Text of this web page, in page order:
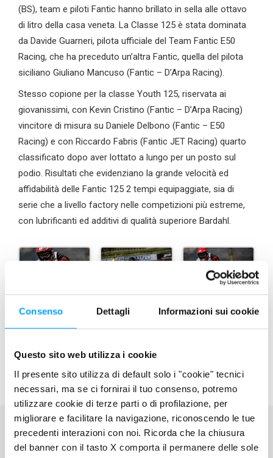
Consenso Dettagli Informazioni sui cookie
Questo sito web utilizza i cookie
Il presente sito utilizza di default solo i "cookie" tecnici
necessari, ma se ci fornirai il tuo consenso, potremo
utilizzare cookie di terze parti o di profilazione, per
migliorare e facilitare la navigazione, riconoscendo le tue
precedenti interazioni con noi. Ricorda che la chiusura
del banner con il tasto X comporta il permanere delle sole
(BS), team e piloti Fantic hanno brillato in sella alle ottavo
di litro della casa veneta. La Classe 125 è stata dominata
da Davide Guarneri, pilota ufficiale del Team Fantic E50
Racing, che ha preceduto un’altra Fantic, quella del pilota
siciliano Giuliano Mancuso (Fantic – D’Arpa Racing).
Stesso copione per la classe Youth 125, riservata ai
giovanissimi, con Kevin Cristino (Fantic – D’Arpa Racing)
vincitore di misura su Daniele Delbono (Fantic – E50
Racing) e con Riccardo Fabris (Fantic JET Racing) quarto
classificato dopo aver lottato a lungo per un posto sul
podio. Risultati che evidenziano la grande velocità ed
affidabilità delle Fantic 125 2 tempi equipaggiate, sia di
serie che a livello factory nelle competizioni più estreme,
con lubrificanti ed additivi di qualità superiore Bardahl.